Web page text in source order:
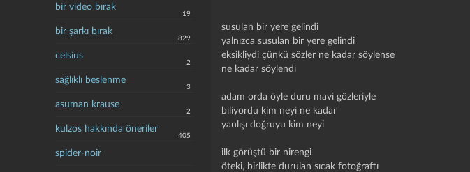
bir video bırak
19
bir şarkı bırak
829
celsius
2
sağlıklı beslenme
3
asuman krause
2
kulzos hakkında öneriler
405
spider-noir
susulan bir yere gelindi
yalnızca susulan bir yere gelindi
eksikliydi çünkü sözler ne kadar söylense
ne kadar söylendi
adam orda öyle duru mavi gözleriyle
biliyordu kim neyi ne kadar
yanlışı doğruyu kim neyi
ilk görüştü bir nirengi
öteki, birlikte durulan sıcak fotoğraftı